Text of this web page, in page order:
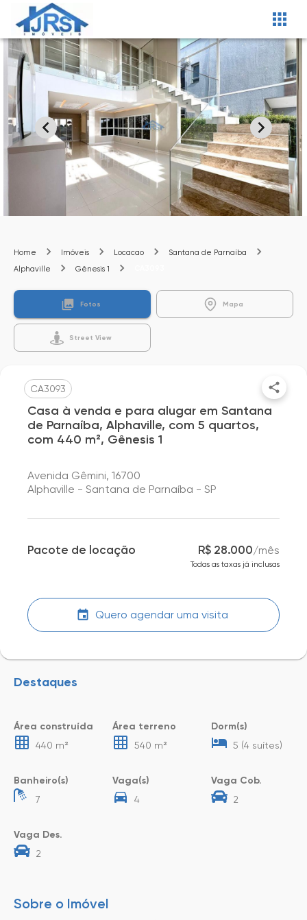
Home Imóveis Locacao
Santana de Parnaíba
Alphaville
Gênesis 1
Fotos Mapa
Street View
CA3093
Casa à venda e para alugar em Santana
de Parnaíba, Alphaville, com 5 quartos,
com 440 m², Gênesis 1
Avenida Gêmini, 16700
Alphaville - Santana de Parnaíba - SP
Pacote de locação R$ 28.000/mês
Todas as taxas já inclusas
Quero agendar uma visita
Destaques
Área construída
440 m²
Área terreno
540 m²
Dorm(s)
5 (4 suítes)
Banheiro(s)
7
Vaga(s)
4
Vaga Cob.
2
Vaga Des.
2
Sobre o Imóvel